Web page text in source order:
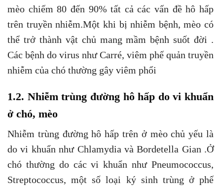
mèo chiếm 80 đến 90% tất cả các vấn đề hô hấp
trên truyền nhiễm.Một khi bị nhiễm bệnh, mèo có
thể trở thành vật chủ mang mầm bệnh suốt đời .
Các bệnh do virus như Carré, viêm phế quản truyền
nhiễm của chó thường gây viêm phổi
1.2. Nhiễm trùng đường hô hấp do vi khuẩn
ở chó, mèo
Nhiễm trùng đường hô hấp trên ở mèo chủ yếu là
do vi khuẩn như Chlamydia và Bordetella Gian .Ở
chó thường do các vi khuẩn như Pneumococcus,
Streptococcus, một số loại ký sinh trùng ở phế